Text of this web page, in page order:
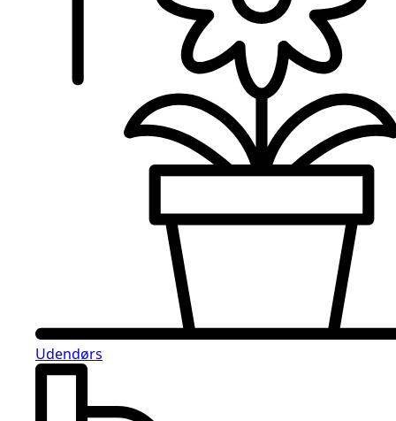
Udendørs